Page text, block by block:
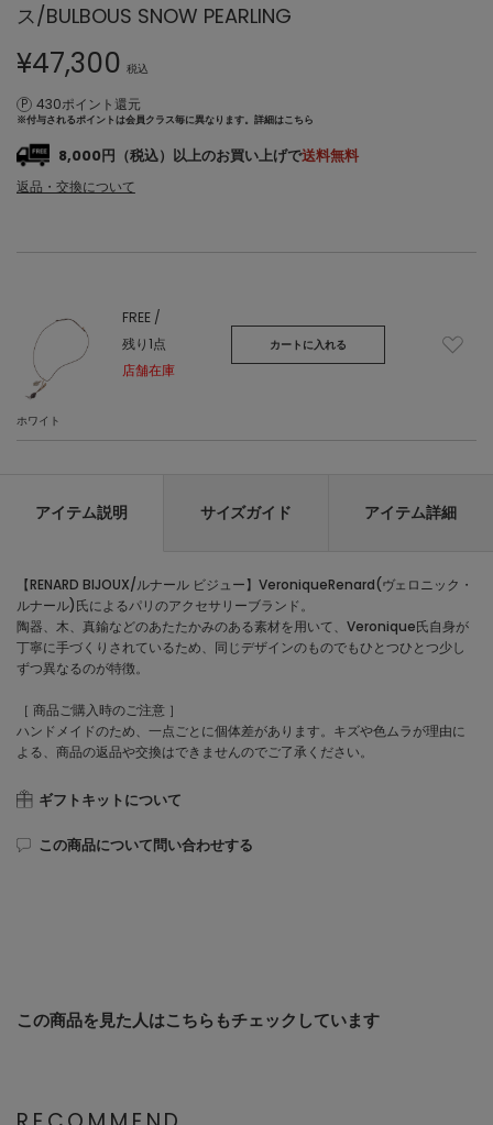
ス/BULBOUS SNOW PEARLING
¥47,300 税込
430ポイント還元
※付与されるポイントは会員クラス毎に異なります。 詳細はこちら
8,000円（税込）以上のお買い上げで送料無料
返品・交換について
ホワイト
FREE /
残り1点
店舗在庫
カートに入れる
アイテム説明 サイズガイド アイテム詳細
【RENARD BIJOUX/ルナール ビジュー】VeroniqueRenard(ヴェロニック・
ルナール)氏によるパリのアクセサリーブランド。
陶器、木、真鍮などのあたたかみのある素材を用いて、Veronique氏自身が
丁寧に手づくりされているため、同じデザインのものでもひとつひとつ少し
ずつ異なるのが特徴。
［ 商品ご購入時のご注意 ］
ハンドメイドのため、一点ごとに個体差があります。キズや色ムラが理由に
よる、商品の返品や交換はできませんのでご了承ください。
ギフトキットについて
この商品について問い合わせする
この商品を見た人はこちらもチェックしています